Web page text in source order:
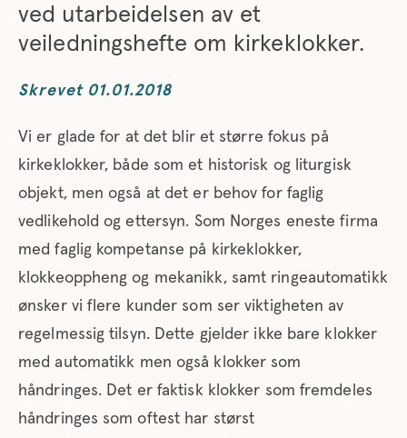
ved utarbeidelsen av et
veiledningshefte om kirkeklokker.
Skrevet 01.01.2018
Vi er glade for at det blir et større fokus på
kirkeklokker, både som et historisk og liturgisk
objekt, men også at det er behov for faglig
vedlikehold og ettersyn. Som Norges eneste firma
med faglig kompetanse på kirkeklokker,
klokkeoppheng og mekanikk, samt ringeautomatikk
ønsker vi flere kunder som ser viktigheten av
regelmessig tilsyn. Dette gjelder ikke bare klokker
med automatikk men også klokker som
håndringes. Det er faktisk klokker som fremdeles
håndringes som oftest har størst